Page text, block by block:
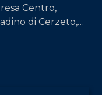
Centro,
di Cerzeto,